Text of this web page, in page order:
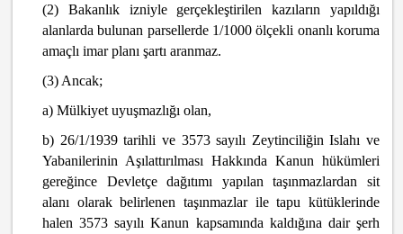
(2) Bakanlık izniyle gerçekleştirilen kazıların yapıldığı
alanlarda bulunan parsellerde 1/1000 ölçekli onanlı koruma
amaçlı imar planı şartı aranmaz.
(3) Ancak;
a) Mülkiyet uyuşmazlığı olan,
b) 26/1/1939 tarihli ve 3573 sayılı Zeytinciliğin Islahı ve
Yabanilerinin Aşılattırılması Hakkında Kanun hükümleri
gereğince Devletçe dağıtımı yapılan taşınmazlardan sit
alanı olarak belirlenen taşınmazlar ile tapu kütüklerinde
halen 3573 sayılı Kanun kapsamında kaldığına dair şerh